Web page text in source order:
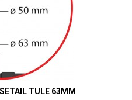
TULE 63MM